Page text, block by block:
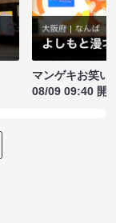
マンゲキお笑い
08/09 09:40 開